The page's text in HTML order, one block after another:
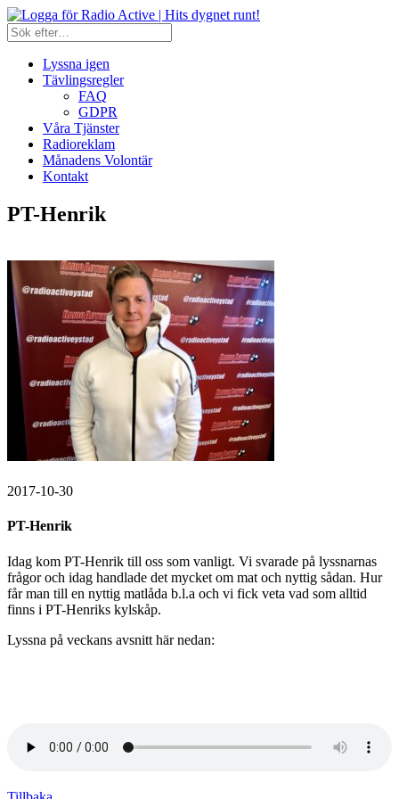
Lyssna igen
Tävlingsregler
FAQ
GDPR
Våra Tjänster
Radioreklam
Månadens Volontär
Kontakt
PT-Henrik
2017-10-30
PT-Henrik
Idag kom PT-Henrik till oss som vanligt. Vi svarade på lyssnarnas
frågor och idag handlade det mycket om mat och nyttig sådan. Hur
får man till en nyttig matlåda b.l.a och vi fick veta vad som alltid
finns i PT-Henriks kylskåp.
Lyssna på veckans avsnitt här nedan: